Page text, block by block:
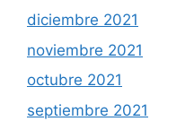
diciembre 2021
noviembre 2021
octubre 2021
septiembre 2021